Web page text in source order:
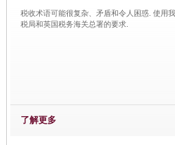
税收术语可能很复杂、矛盾和令人困惑. 使用
税局和英国税务海关总署的要求.
了解更多